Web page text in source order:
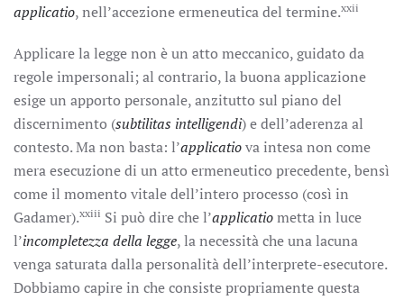
applicatio, nell’accezione ermeneutica del termine.xxii
Applicare la legge non è un atto meccanico, guidato da
regole impersonali; al contrario, la buona applicazione
esige un apporto personale, anzitutto sul piano del
discernimento (subtilitas intelligendi) e dell’aderenza al
contesto. Ma non basta: l’applicatiova intesa non come
mera esecuzione di un atto ermeneutico precedente, bensì
come il momento vitale dell’intero processo (così in
Gadamer).xxiii Si può dire che l’applicatiometta in luce
l’incompletezza della legge, la necessità che una lacuna
venga saturata dalla personalità dell’interprete-esecutore.
Dobbiamo capire in che consiste propriamente questa